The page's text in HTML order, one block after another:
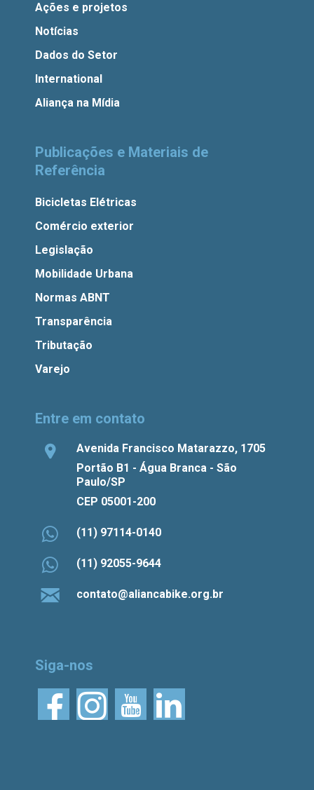
Ações e projetos
Notícias
Dados do Setor
International
Aliança na Mídia
Publicações e Materiais de
Referência
Bicicletas Elétricas
Comércio exterior
Legislação
Mobilidade Urbana
Normas ABNT
Transparência
Tributação
Varejo
Entre em contato
Avenida Francisco Matarazzo, 1705
Portão B1 - Água Branca - São
Paulo/SP
CEP 05001-200
(11) 97114-0140
(11) 92055-9644
contato@aliancabike.org.br
Siga-nos